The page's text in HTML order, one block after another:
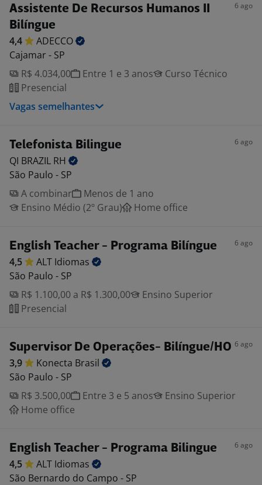
Assistente De Recursos Humanos II
Bilíngue
6 ago
4,4
ADECCO
Cajamar - SP
R$ 4.034,00
Entre 1 e 3 anos
Curso Técnico
Presencial
Vagas semelhantes
Telefonista Bilingue 6 ago
QI BRAZIL RH
São Paulo - SP
A combinar
Menos de 1 ano
Ensino Médio (2º Grau)
Home office
English Teacher - Programa Bilíngue 6 ago
4,5 ALT Idiomas
São Paulo - SP
R$ 1.100,00 a R$ 1.300,00
Ensino Superior
Presencial
Supervisor De Operações- Bilíngue/HO 6 ago
3,9 Konecta Brasil
São Paulo - SP
R$ 3.500,00
Entre 3 e 5 anos
Ensino Superior
Home office
English Teacher - Programa Bilingue 6 ago
4,5 ALT Idiomas
São Bernardo do Campo - SP